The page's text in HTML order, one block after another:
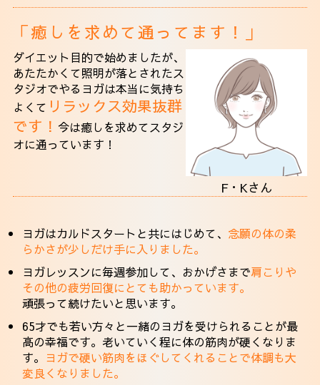
「癒しを求めて通ってます！」
F・Kさん
ダイエット目的で始めましたが、
あたたかくて照明が落とされたス
タジオでやるヨガは本当に気持ち
よくて リラックス効果抜群
です！ 今は癒しを求めてスタジ
オに通っています！
ヨガはカルドスタートと共にはじめて、 念願の体の柔
らかさが少しだけ手に入りました。
ヨガレッスンに毎週参加して、おかげさまで肩こりや
その他の疲労回復にとても助かっています。
頑張って続けたいと思います。
65才でも若い方々と一緒のヨガを受けられることが最
高の幸福です。老いていく程に体の筋肉が硬くなりま
す。 ヨガで硬い筋肉をほぐしてくれることで体調も大
変良くなりました。